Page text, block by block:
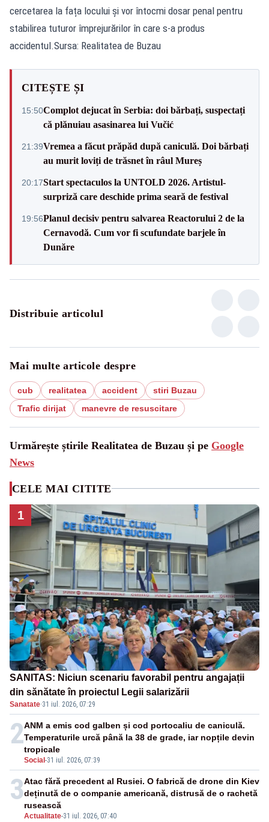
cercetarea la fața locului și vor întocmi dosar penal pentru
stabilirea tuturor împrejurărilor în care s-a produs
accidentul.Sursa: Realitatea de Buzau
CITEȘTE ȘI
15:50Complot dejucat în Serbia: doi bărbați, suspectați
că plănuiau asasinarea lui Vučić
21:39Vremea a făcut prăpăd după caniculă. Doi bărbați
au murit loviți de trăsnet în râul Mureș
20:17Start spectaculos la UNTOLD 2026. Artistul-
surpriză care deschide prima seară de festival
19:56Planul decisiv pentru salvarea Reactorului 2 de la
Cernavodă. Cum vor fi scufundate barjele în
Dunăre
Distribuie articolul
Mai multe articole despre
cub realitatea accident
stiri Buzau
Trafic dirijat
manevre de resuscitare
Urmărește știrile Realitatea de Buzau și pe Google
News
CELE MAI CITITE
1
SANITAS: Niciun scenariu favorabil pentru angajații
din sănătate în proiectul Legii salarizării
Sanatate·31 iul. 2026, 07:29
2
Social -31 iul. 2026, 07:39
ANM a emis cod galben și cod portocaliu de caniculă.
Temperaturile urcă până la 38 de grade, iar nopțile devin
tropicale
3
Actualitate-31 iul. 2026, 07:40
Atac fără precedent al Rusiei. O fabrică de drone din Kiev
deținută de o companie americană, distrusă de o rachetă
rusească